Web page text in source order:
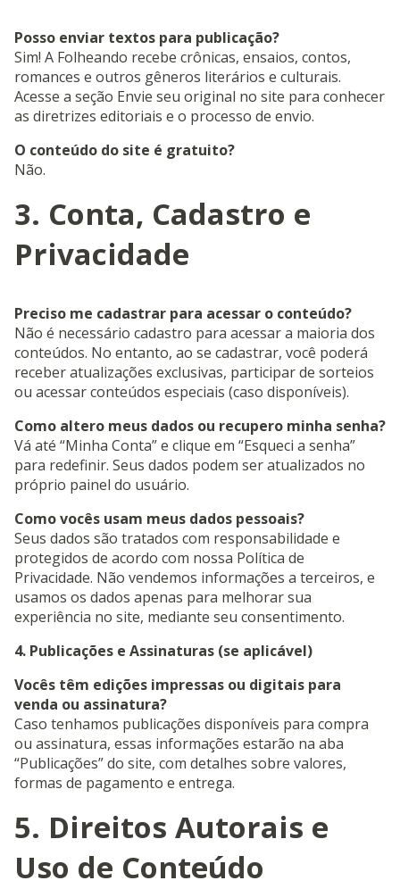
Posso enviar textos para publicação?
Sim! A Folheando recebe crônicas, ensaios, contos,
romances e outros gêneros literários e culturais.
Acesse a seção Envie seu original no site para conhecer
as diretrizes editoriais e o processo de envio.
O conteúdo do site é gratuito?
Não.
3. Conta, Cadastro e
Privacidade
Preciso me cadastrar para acessar o conteúdo?
Não é necessário cadastro para acessar a maioria dos
conteúdos. No entanto, ao se cadastrar, você poderá
receber atualizações exclusivas, participar de sorteios
ou acessar conteúdos especiais (caso disponíveis).
Como altero meus dados ou recupero minha senha?
Vá até “Minha Conta” e clique em “Esqueci a senha”
para redefinir. Seus dados podem ser atualizados no
próprio painel do usuário.
Como vocês usam meus dados pessoais?
Seus dados são tratados com responsabilidade e
protegidos de acordo com nossa Política de
Privacidade. Não vendemos informações a terceiros, e
usamos os dados apenas para melhorar sua
experiência no site, mediante seu consentimento.
4. Publicações e Assinaturas (se aplicável)
Vocês têm edições impressas ou digitais para
venda ou assinatura?
Caso tenhamos publicações disponíveis para compra
ou assinatura, essas informações estarão na aba
“Publicações” do site, com detalhes sobre valores,
formas de pagamento e entrega.
5. Direitos Autorais e
Uso de Conteúdo